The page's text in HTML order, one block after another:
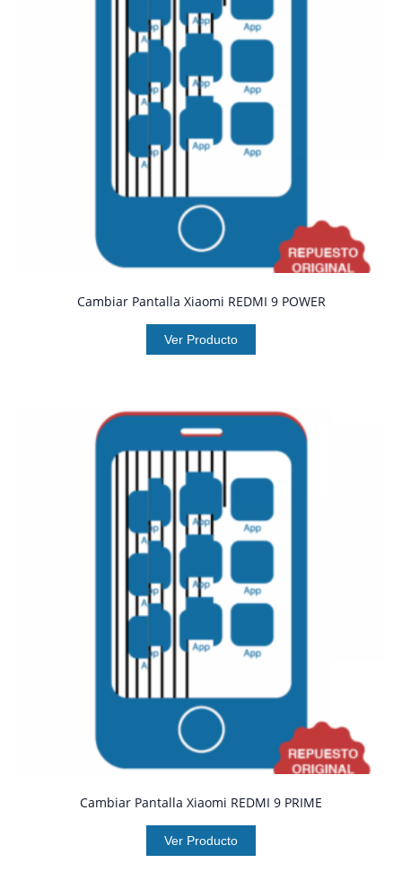
Cambiar Pantalla Xiaomi REDMI 9 POWER
Ver Producto
Cambiar Pantalla Xiaomi REDMI 9 PRIME
Ver Producto